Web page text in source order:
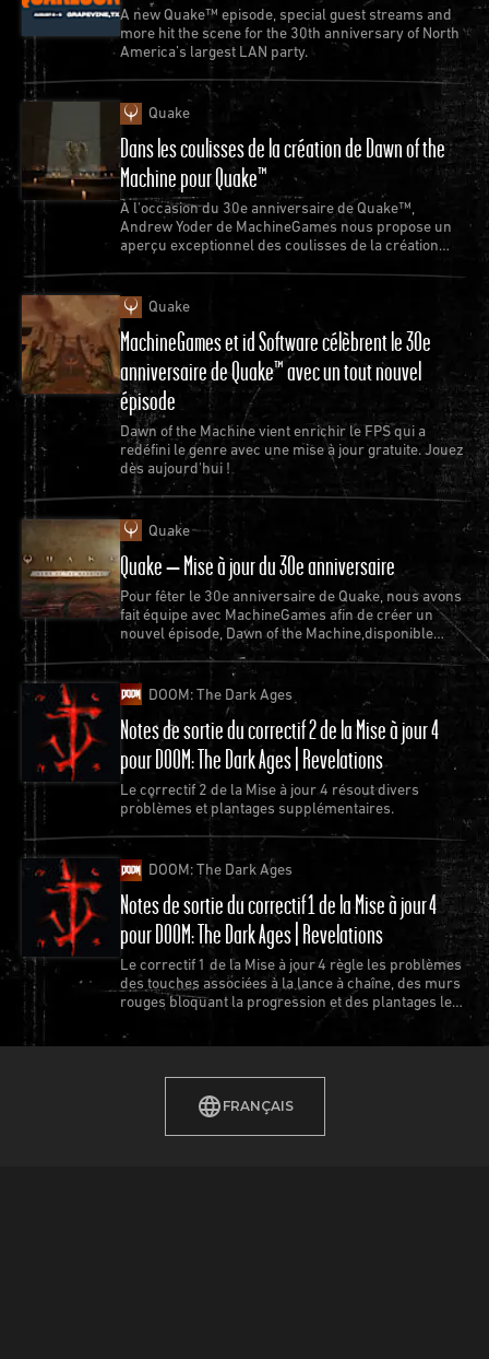
A new Quake™ episode, special guest streams and
more hit the scene for the 30th anniversary of North
America’s largest LAN party.
Quake
Dans les coulisses de la création de Dawn of the
Machine pour Quake™
À l'occasion du 30e anniversaire de Quake™,
Andrew Yoder de MachineGames nous propose un
aperçu exceptionnel des coulisses de la création
Quake
MachineGames et id Software célèbrent le 30e
anniversaire de Quake™ avec un tout nouvel
épisode
Dawn of the Machine vient enrichir le FPS qui a
redéfini le genre avec une mise à jour gratuite. Jouez
dès aujourd'hui !
Quake
Quake – Mise à jour du 30e anniversaire
Pour fêter le 30e anniversaire de Quake, nous avons
fait équipe avec MachineGames afin de créer un
nouvel épisode, Dawn of the Machine,disponible
gratuitement pour Quake.
DOOM: The Dark Ages
Notes de sortie du correctif 2 de la Mise à jour 4
pour DOOM: The Dark Ages | Revelations
Le correctif 2 de la Mise à jour 4 résout divers
problèmes et plantages supplémentaires.
DOOM: The Dark Ages
Notes de sortie du correctif 1 de la Mise à jour 4
pour DOOM: The Dark Ages | Revelations
Le correctif 1 de la Mise à jour 4 règle les problèmes
des touches associées à la lance à chaîne, des murs
rouges bloquant la progression et des plantages les
FRANÇAIS